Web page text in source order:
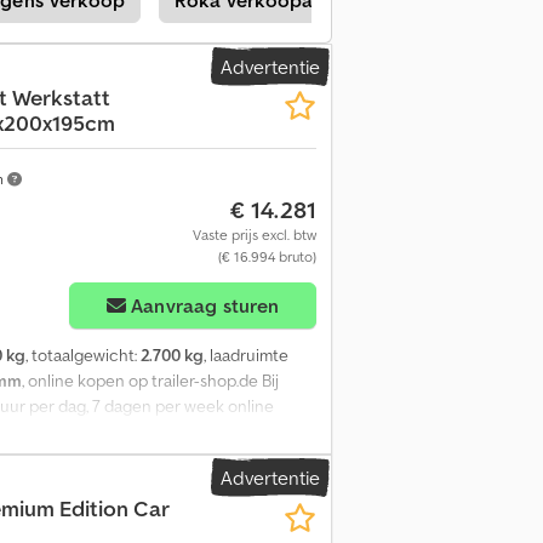
hand, of koop eenvoudig en snel 24 uur
- 12.30 uur 14.00 - 18.00 uur Zaterdag en
Advertentie
Werkstatt
€ 14.281
Vaste prijs excl. btw
(€ 16.994 bruto)
Aanvraag sturen
kg, totaalgewicht:2.700 kg, laadruimte
, online kopen op trailer-shop.de Bij
per dag, 7 dagen per week online
aanhanger biedt sterke merken! Meer
voortdurend in het assortiment. Niet-
en evenementenaanhanger,
tandem, laag chassis, 10"
100 km/u, robuuste, gesloten
Advertentie
Edition Car